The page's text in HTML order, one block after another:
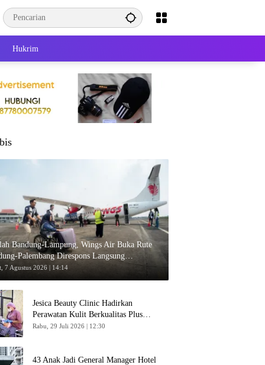
Hukrim
Bandung-Lampung, Wings Air Buka Rute
Palembang Direspons Langsung
7 Agustus 2026 | 14:14
Jesica Beauty Clinic Hadirkan
Perawatan Kulit Berkualitas Plus
Konsultasi Gratis
Rabu, 29 Juli 2026 | 12:30
43 Anak Jadi General Manager Hotel